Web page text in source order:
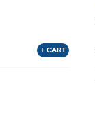
+ CART